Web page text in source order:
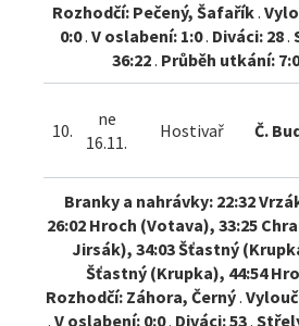
Rozhodčí: Pečený, Šafařík.
0:0. V oslabení: 1:0. Diváci: 28.
36:22. Průběh utkání:
10.
ne
16.11.
Hostivař Č.
Branky a nahrávky: 22:32
26:02 Hroch (Votava), 33:25
Jirsák), 34:03 Šťastný
Šťastný (Krupka), 44:54
Rozhodčí: Záhora, Černý.
. V oslabení: 0:0. Diváci: 53.